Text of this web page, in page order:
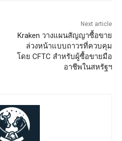
Next article
Kraken วางแผนสัญญาซื้อขาย
ล่วงหน้าแบบถาวรที่ควบคุม
โดย CFTC สำหรับผู้ซื้อขายมือ
อาชีพในสหรัฐฯ